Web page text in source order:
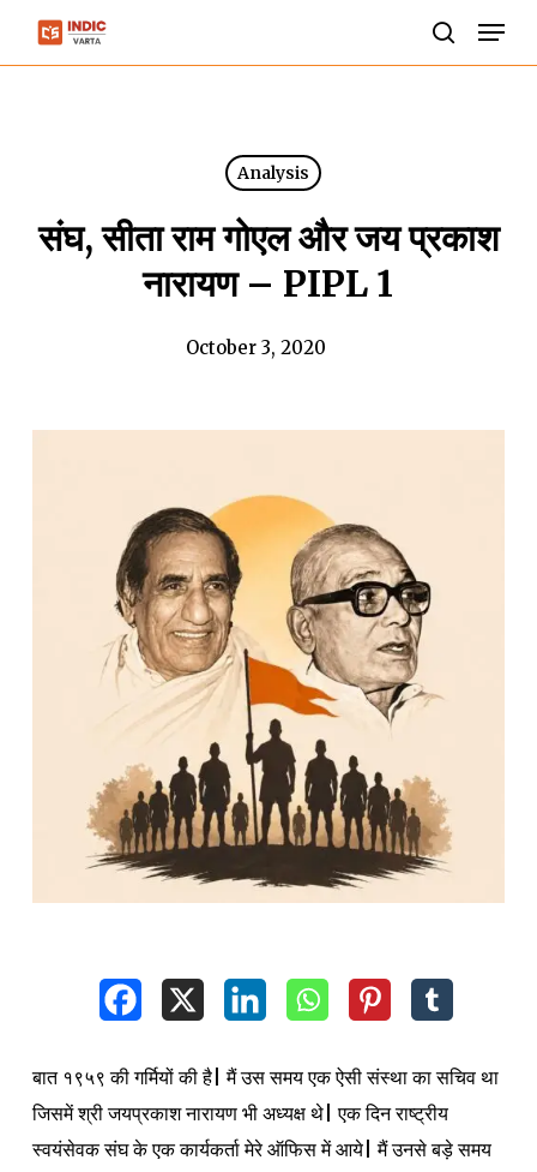
Skip
Analysis
संघ, सीता राम गोएल और जय प्रकाश
नारायण – PIPL 1
October 3, 2020
बात १९५९ की गर्मियों की है| मैं उस समय एक ऐसी संस्था का सचिव था
जिसमें श्री जयप्रकाश नारायण भी अध्यक्ष थे| एक दिन राष्ट्रीय
स्वयंसेवक संघ के एक कार्यकर्ता मेरे ऑफिस में आये| मैं उनसे बड़े समय